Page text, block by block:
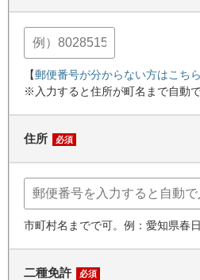
【郵便番号が分からない方はこちら
※入力すると住所が町名まで自動
住所 必須
市町村名までで可。例：愛知県春
二種免許 必須